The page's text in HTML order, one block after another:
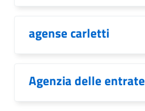
agense carletti
Agenzia delle entrate